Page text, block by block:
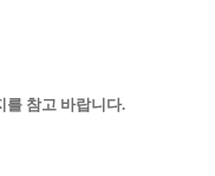
를 참고 바랍니다.